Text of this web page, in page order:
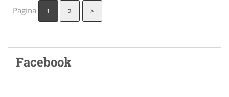
Pagina 1 2 >
Facebook